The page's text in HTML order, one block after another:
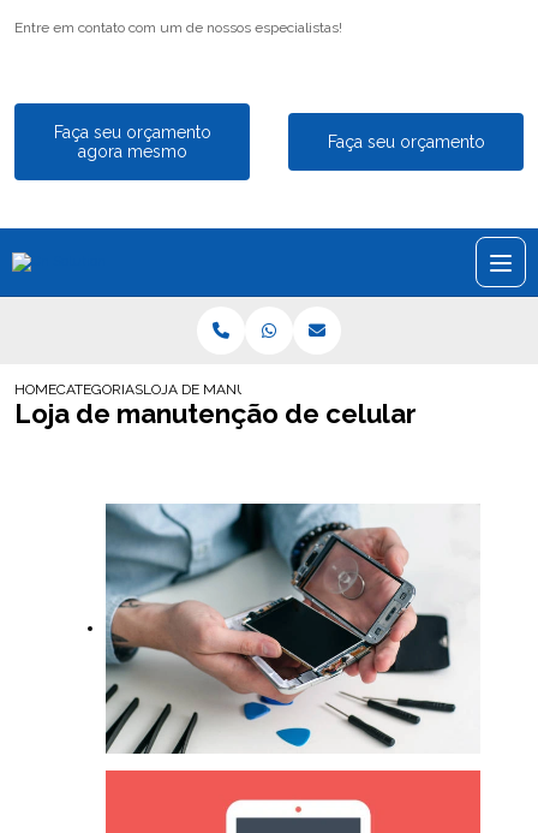
Entre em contato com um de nossos especialistas!
Faça seu orçamento
agora mesmo
Faça seu orçamento
HOMECATEGORIASLOJA DE MANUTENÇÃO DE CELULAR
Loja de manutenção de celular